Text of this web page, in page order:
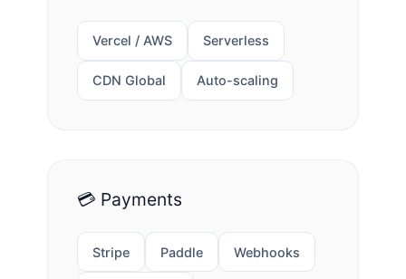
Vercel / AWS Serverless
CDN Global Auto-scaling
💳 Payments
Stripe Paddle Webhooks